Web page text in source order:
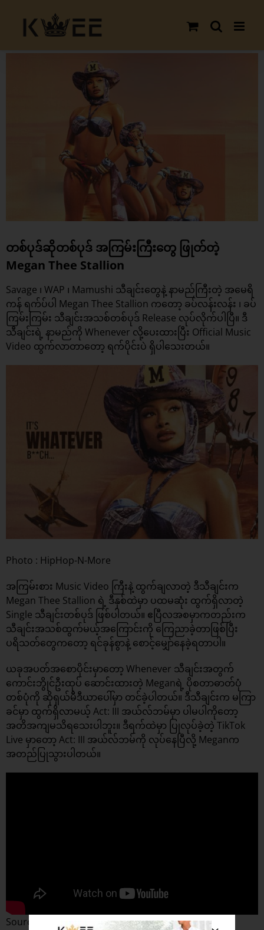
content
တစ်ပုဒ်ဆိုတစ်ပုဒ် အကြမ်းကြီးတွေ ဖြုတ်တဲ့
Megan Thee Stallion
Savage ၊ WAP ၊ Mamushi သီချင်းတွေနဲ့ နာမည်ကြီးတဲ့ အမေရိ
ကန် ရက်ပ်ပါ Megan Thee Stallion ကတော့ ခပ်လန်းလန်း ၊ ခပ်
ကြမ်းကြမ်း သီချင်းအသစ်တစ်ပုဒ် Release လုပ်လိုက်ပါပြီ။ ဒီ
သီချင်းရဲ့ နာမည်ကို Whenever လို့ပေးထားပြီး Official Music
Video ထွက်လာတာတော့ ရက်ပိုင်းပဲ ရှိပါသေးတယ်။
Photo : HipHop-N-More
အကြမ်းစား Music Video ကြီးနဲ့ ထွက်ချလာတဲ့ ဒီသီချင်းက
Megan Thee Stallion ရဲ့ ဒီနှစ်ထဲမှာ ပထမဆုံး ထွက်ရှိလာတဲ့
Single သီချင်းတစ်ပုဒ် ဖြစ်ပါတယ်။ ဧပြီလအစမှာကတည်းက
သီချင်းအသစ်ထွက်မယ့်အကြောင်းကို ကြေညာခဲ့တာဖြစ်ပြီး
ပရိသတ်တွေကတော့ ရင်ခုန်စွာနဲ့ စောင့်မျှော်နေခဲ့ရတာပါ။
ယခုအပတ်အစောပိုင်းမှာတော့ Whenever သီချင်းအတွက်
ကောင်းဘွိုင်ဦးထုပ် ဆောင်းထားတဲ့ Meganရဲ့ ပိုစတာဓာတ်ပုံ
တစ်ပုံကို ဆိုရှယ်မီဒီယာပေါ်မှာ တင်ခဲ့ပါတယ်။ ဒီသီချင်းက မကြာ
ခင်မှာ ထွက်ရှိလာမယ့် Act: III အယ်လ်ဘမ်မှာ ပါမပါကိုတော့
အတိအကျမသိရသေးပါဘူး။ ဒီရက်ထဲမှာ ပြုလုပ်ခဲ့တဲ့ TikTok
Live မှာတော့ Act: III အယ်လ်ဘမ်ကို လုပ်နေပြီလို့ Meganက
အတည်ပြုသွားပါတယ်။
Source : Megan Thee Stallion